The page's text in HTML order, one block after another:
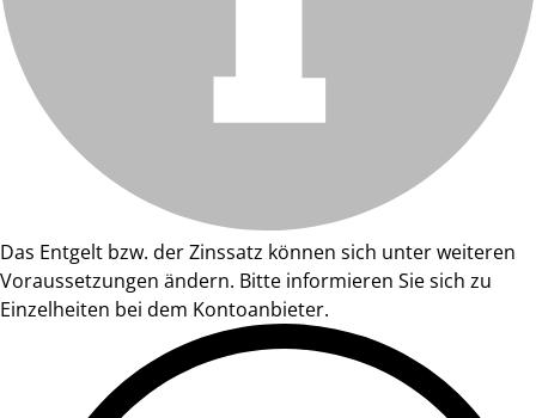
Das Entgelt bzw. der Zinssatz können sich unter weiteren
Voraussetzungen ändern. Bitte informieren Sie sich zu
Einzelheiten bei dem Kontoanbieter.